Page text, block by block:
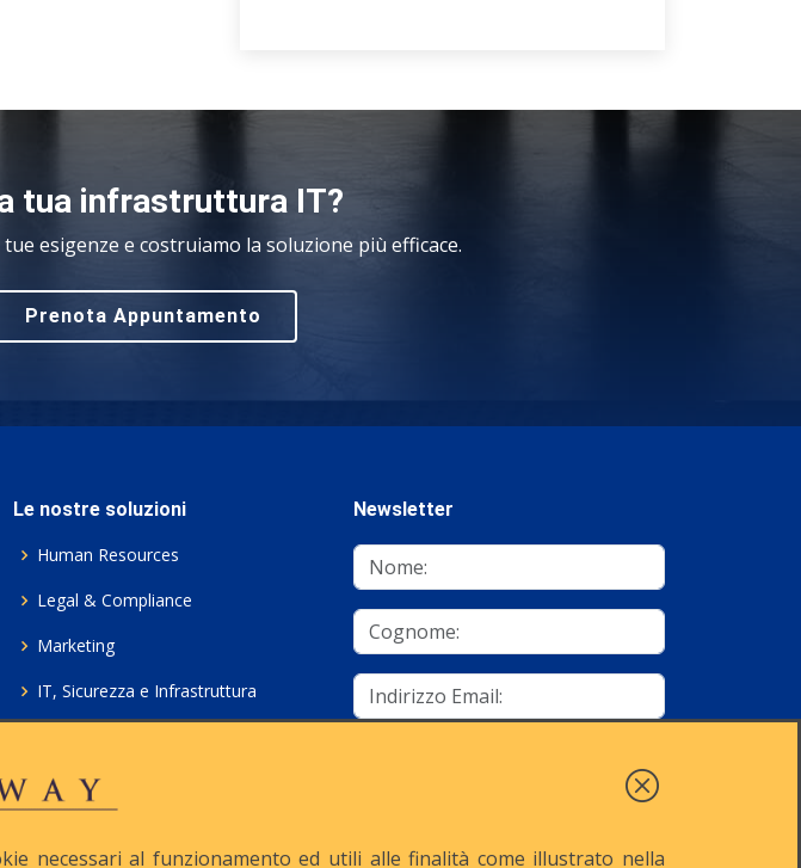
tua infrastruttura IT?
esigenze e costruiamo la soluzione più efficace.
Prenota Appuntamento
Le nostre soluzioni
Human Resources
Legal & Compliance
Marketing
IT, Sicurezza e Infrastruttura
Consulenza ICT e Licenze
Newsletter
necessari al funzionamento ed utili alle finalità come illustrato nella